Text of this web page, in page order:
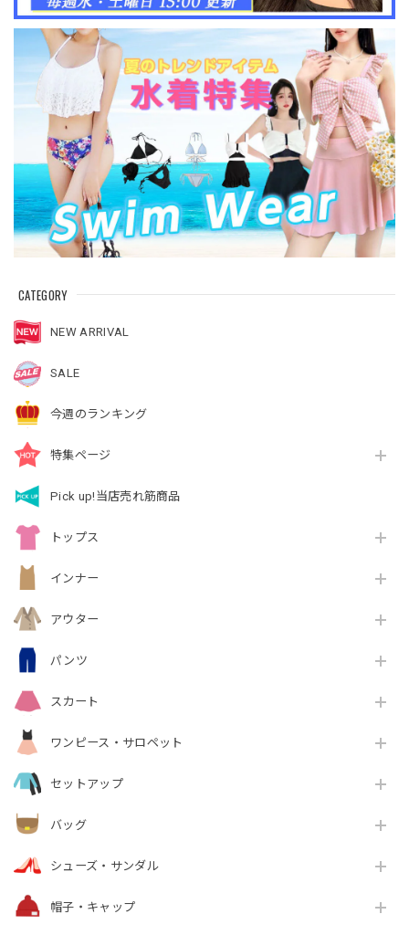
CATEGORY
NEW ARRIVAL
SALE
今週のランキング
特集ページ
Pick up!当店売れ筋商品
トップス
インナー
アウター
パンツ
スカート
ワンピース・サロペット
セットアップ
バッグ
シューズ・サンダル
帽子・キャップ